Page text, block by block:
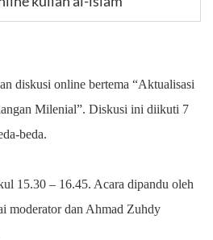
diskusi online bertema “Aktualisasi
Milenial”. Diskusi ini diikuti 7
beda.
15.30 – 16.45. Acara dipandu oleh
moderator dan Ahmad Zuhdy